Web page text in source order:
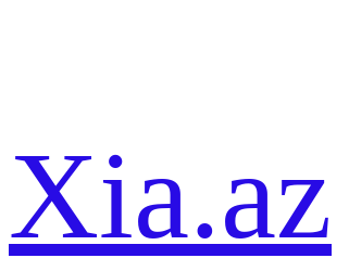
to
content
Xia.az